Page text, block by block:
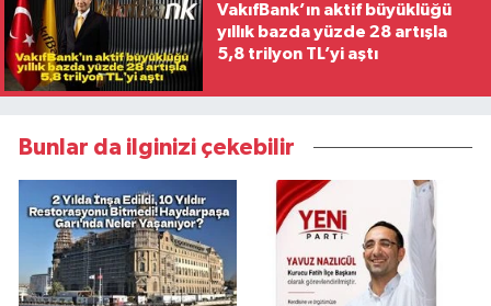
VakıfBank’ın aktif büyüklüğü
yıllık bazda yüzde 28 artışla
5,8 trilyon TL’yi aştı
Bunlar da ilginizi çekebilir